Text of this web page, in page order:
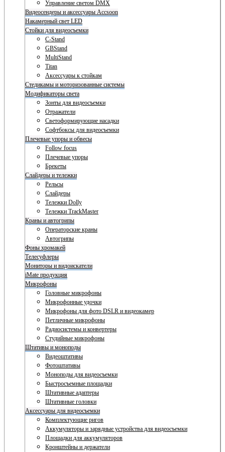
Управление светом DMX
Видеосендеры и аксессуары Accsoon
Накамерный свет LED
Стойки для видеосъемки
C-Stand
GBStand
MultiStand
Titan
Аксессуары к стойкам
Стедикамы и моторизованные системы
Модификаторы света
Зонты для видеосъемки
Отражатели
Светоформирующие насадки
Софтбоксы для видеосъемки
Плечевые упоры и обвесы
Follow focus
Плечевые упоры
Брекеты
Слайдеры и тележки
Рельсы
Слайдеры
Тележки Dolly
Тележки TrackMaster
Краны и автогрипы
Операторские краны
Автогрипы
Фоны хромакей
Телесуфлеры
Мониторы и видоискатели
iMate продукция
Микрофоны
Головные микрофоны
Микрофонные удочки
Микрофоны для фото DSLR и видеокамер
Петличные микрофоны
Радиосистемы и конвертеры
Студийные микрофоны
Штативы и моноподы
Видеоштативы
Фотоштативы
Моноподы для видеосъемки
Быстросъемные площадки
Штативные адаптеры
Штативные головки
Аксессуары для видеосъемки
Комплектующие ригов
Аккумуляторы и зарядные устройства для видеосъемки
Площадки для аккумуляторов
Кронштейны и держатели